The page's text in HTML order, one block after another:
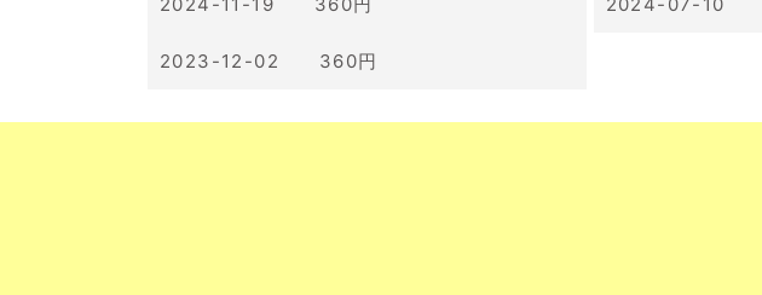
2023-12-02 360円